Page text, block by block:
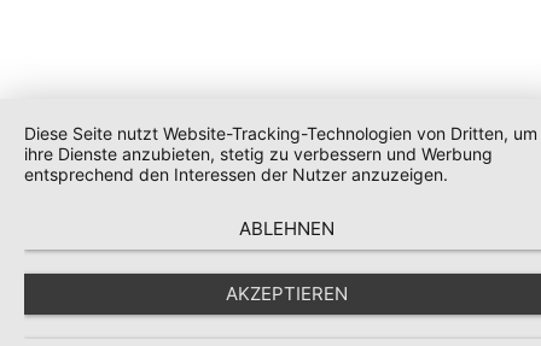
Diese Seite nutzt Website-Tracking-Technologien von Dritten, um
ihre Dienste anzubieten, stetig zu verbessern und Werbung
entsprechend den Interessen der Nutzer anzuzeigen.
ABLEHNEN
AKZEPTIEREN